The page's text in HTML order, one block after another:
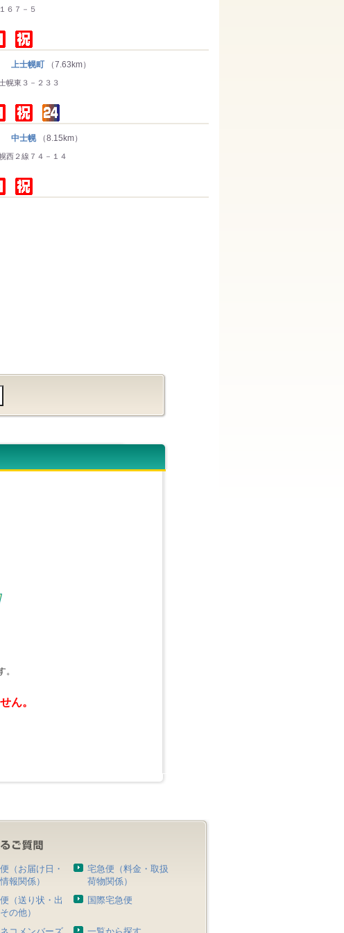
６７－５
士幌町 （7.63km）
幌東３－２３３
中士幌 （8.15km）
西２線７４－１４
ん。
（お届け日・
報関係）
宅急便（料金・取扱
荷物関係）
（送り状・出
の他）
国際宅急便